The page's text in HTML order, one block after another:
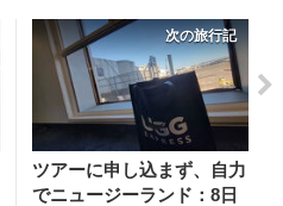
次の旅行記
ツアーに申し込まず、自力
でニュージーランド：8日